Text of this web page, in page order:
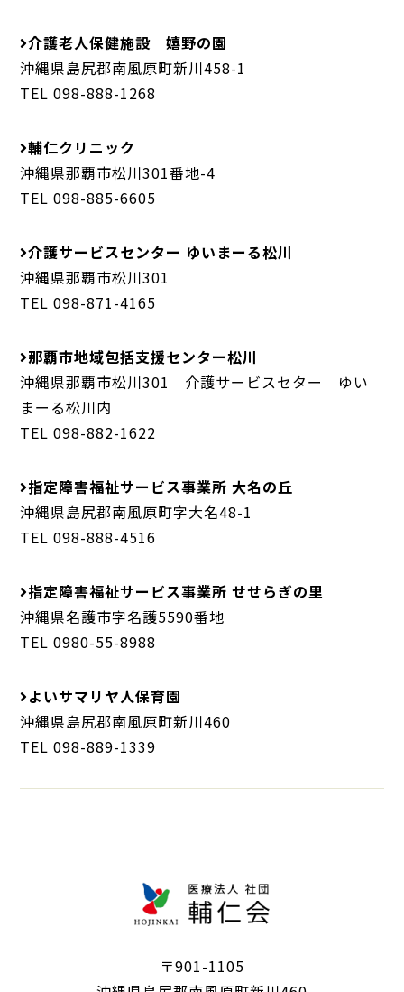
介護老人保健施設 嬉野の園
沖縄県島尻郡南風原町新川458-1
TEL 098-888-1268
輔仁クリニック
沖縄県那覇市松川301番地-4
TEL 098-885-6605
介護サービスセンター ゆいまーる松川
沖縄県那覇市松川301
TEL 098-871-4165
那覇市地域包括支援センター松川
沖縄県那覇市松川301 介護サービスセター ゆい
まーる松川内
TEL 098-882-1622
指定障害福祉サービス事業所 大名の丘
沖縄県島尻郡南風原町字大名48-1
TEL 098-888-4516
指定障害福祉サービス事業所 せせらぎの里
沖縄県名護市字名護5590番地
TEL 0980-55-8988
よいサマリヤ人保育園
沖縄県島尻郡南風原町新川460
TEL 098-889-1339
〒901-1105